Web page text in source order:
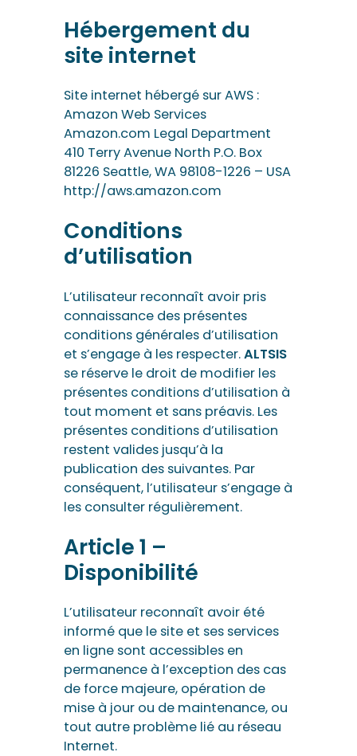
Hébergement du
site internet
Site internet hébergé sur AWS :
Amazon Web Services
Amazon.com Legal Department
410 Terry Avenue North P.O. Box
81226 Seattle, WA 98108-1226 – USA
http://aws.amazon.com
Conditions
d’utilisation
L’utilisateur reconnaît avoir pris
connaissance des présentes
conditions générales d’utilisation
et s’engage à les respecter.ALTSIS
se réserve le droit de modifier les
présentes conditions d’utilisation à
tout moment et sans préavis. Les
présentes conditions d’utilisation
restent valides jusqu’à la
publication des suivantes. Par
conséquent, l’utilisateur s’engage à
les consulter régulièrement.
Article 1 –
Disponibilité
L’utilisateur reconnaît avoir été
informé que le site et ses services
en ligne sont accessibles en
permanence à l’exception des cas
de force majeure, opération de
mise à jour ou de maintenance, ou
tout autre problème lié au réseau
Internet.